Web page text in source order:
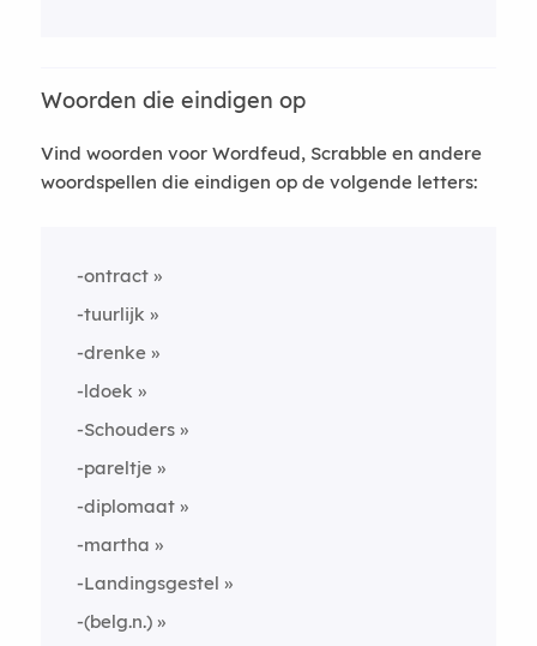
Woorden die eindigen op
Vind woorden voor Wordfeud, Scrabble en andere
woordspellen die eindigen op de volgende letters:
-ontract
-tuurlijk
-drenke
-ldoek
-Schouders
-pareltje
-diplomaat
-martha
-Landingsgestel
-(belg.n.)